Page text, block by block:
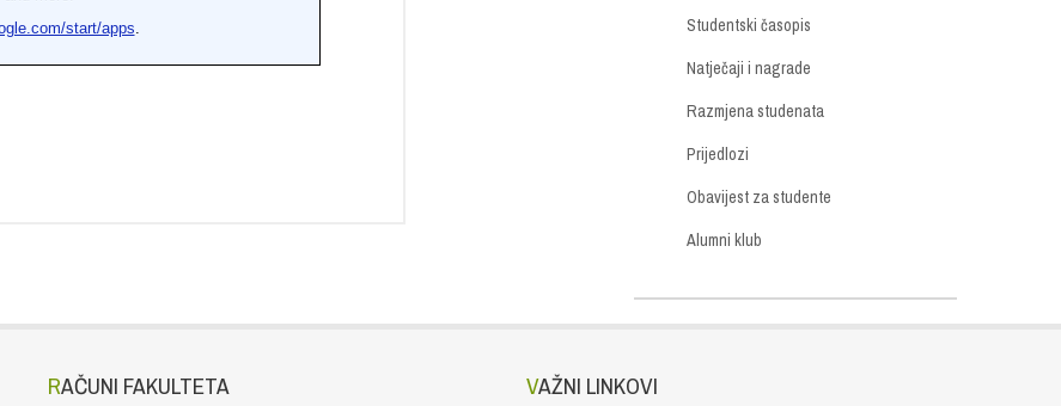
Studentski časopis
Natječaji i nagrade
Razmjena studenata
Prijedlozi
Obavijest za studente
Alumni klub
RAČUNI FAKULTETA VAŽNI LINKOVI